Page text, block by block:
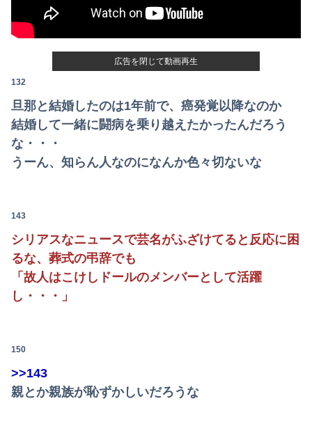
132
旦那と結婚したのは1年前で、癌発覚以降なのか
結婚して一緒に闘病を乗り越えたかったんだろう
な・・・
うーん、知らん人なのになんか色々切ないな
143
シリアスなニュースで芸名がふざけてると反応に困
るな、葬式の弔辞でも
「故人はこけしドールのメンバーとして活躍
し・・・」
150
>>143
親とか親族が恥ずかしいだろうな
広告を閉じて動画再生